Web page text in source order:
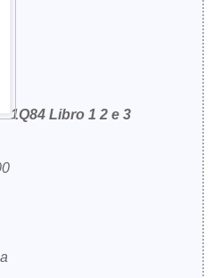
1Q84 Libro 1 2 e 3